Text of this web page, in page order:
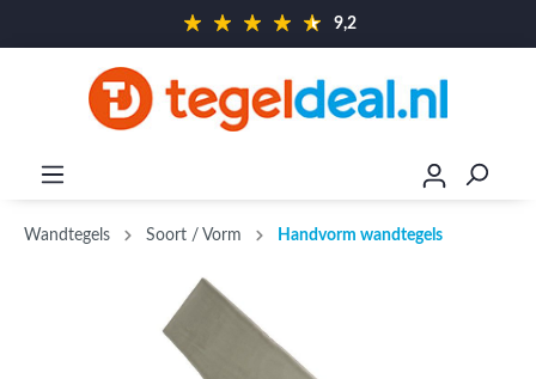
9,2
Wandtegels Soort / Vorm Handvorm wandtegels